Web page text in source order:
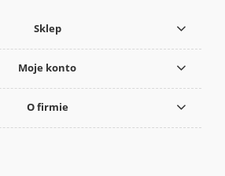
Sklep
Moje konto
O firmie